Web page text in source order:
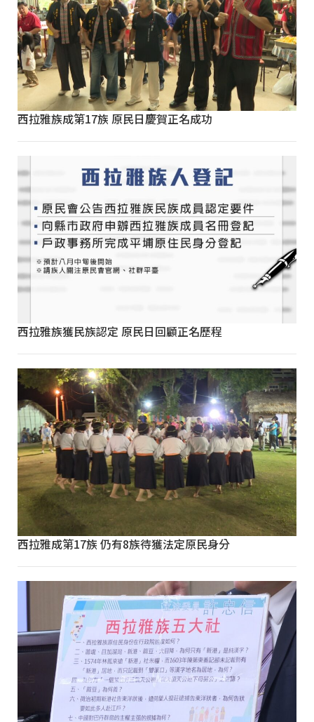
西拉雅族成第17族 原民日慶賀正名成功
西拉雅族獲民族認定 原民日回顧正名歷程
西拉雅成第17族 仍有8族待獲法定原民身分